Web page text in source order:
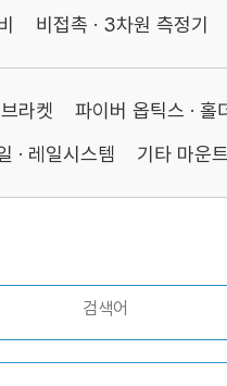
비접촉 · 3차원 측정기
브라켓 파이버 옵틱스 · 홀
· 레일시스템 기타 마운트